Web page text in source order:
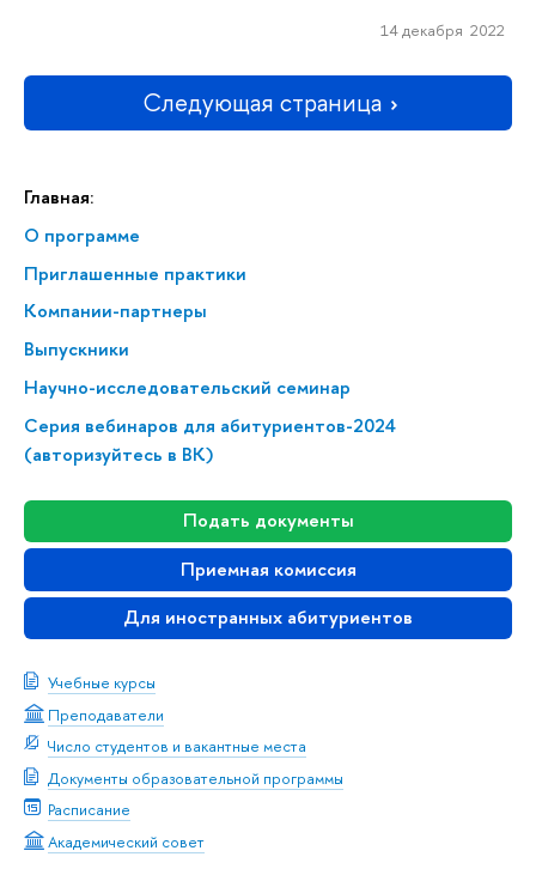
Главная:
О программе
Приглашенные практики
Компании-партнеры
Выпускники
Научно-исследовательский семинар
Серия вебинаров для абитуриентов-2024
(авторизуйтесь в ВК)
Подать документы
Приемная комиссия
Для иностранных абитуриентов
Учебные курсы
Преподаватели
Число студентов и вакантные места
Документы образовательной программы
Расписание
Академический совет
14 декабря 2022
Следующая страница